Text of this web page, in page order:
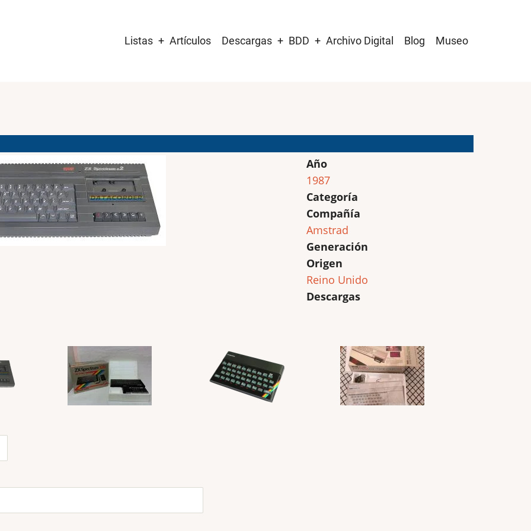
navigation
Listas Artículos Descargas BDD Archivo Digital Blog Museo
Año
1987
Categoría
Compañía
Amstrad
Generación
Origen
Reino Unido
Descargas